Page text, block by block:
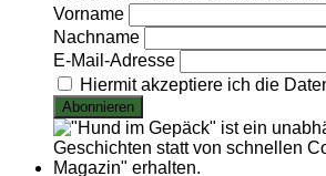
Vorname
Nachname
E-Mail-Adresse
Hiermit akzeptiere ich die